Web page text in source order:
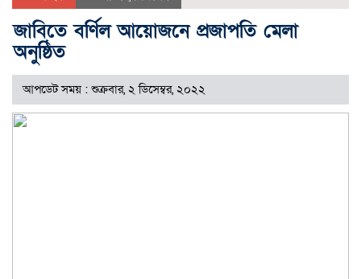
জাবিতে বর্ণিল আয়োজনে প্রজাপতি মেলা
অনুষ্ঠিত
আপডেট সময় : শুক্রবার, ২ ডিসেম্বর, ২০২২